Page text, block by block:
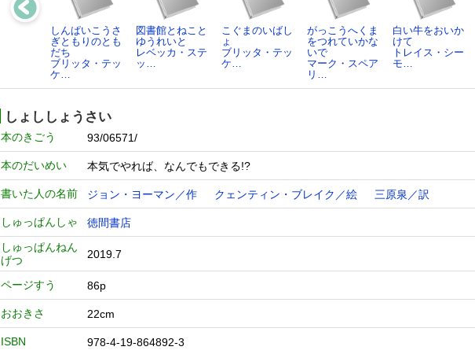
しんぱいこうさ
ぎともりのとも
だち
ブリッタ・テッ
ケ…
図書館とねこと
ゆうれいと
レベッカ・ステ
ッ…
こぐまのいばし
ょ
ブリッタ・テッ
ケ…
がっこうへくま
をつれていかな
いで
マーク・スペア
リ…
白い牛をおいか
けて
トレイス・シー
モ…
しょししょうさい
本のきごう 93/06571/
本のだいめい 本気でやれば、なんでもできる!?
書いた人の名前 ジョン・ヨーマン／作 クェンティン・ブレイク／絵 三原泉／訳
しゅっぱんしゃ
徳間書店
しゅっぱんねん
げつ
2019.7
ページすう 86p
おおきさ 22cm
ISBN
978-4-19-864892-3